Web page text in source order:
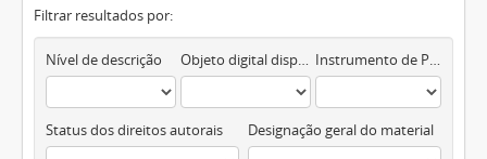
Filtrar resultados por:
Nível de descrição Objeto digital disponível Instrumento de Pesquisa
Status dos direitos autorais Designação geral do material